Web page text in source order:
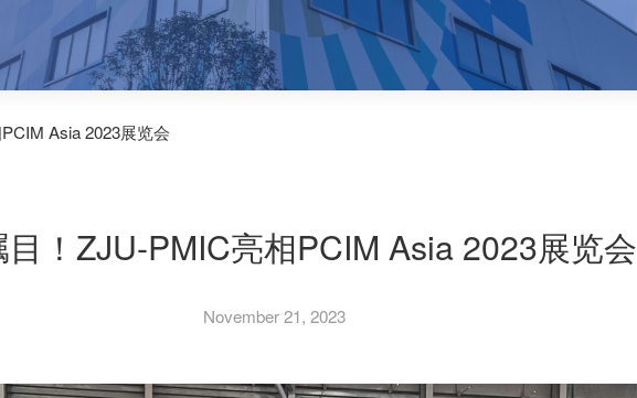
Asia 2023展览会
！ZJU-PMIC亮相PCIM Asia 2023展览会
November 21, 2023